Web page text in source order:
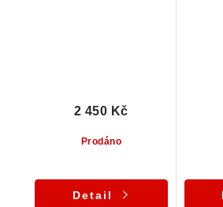
Prodáno
2 450 Kč
Detail